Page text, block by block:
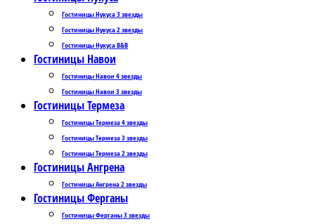
Гостиницы Нукуса 3 звезды
Гостиницы Нукуса 2 звезды
Гостиницы Нукуса B&B
Гостиницы Навои
Гостиницы Навои 4 звезды
Гостиницы Навои 3 звезды
Гостиницы Термеза
Гостиницы Термеза 4 звезды
Гостиницы Термеза 3 звезды
Гостиницы Термеза 2 звезды
Гостиницы Ангрена
Гостиницы Ангрена 2 звезды
Гостиницы Ферганы
Гостиницы Ферганы 3 звезды